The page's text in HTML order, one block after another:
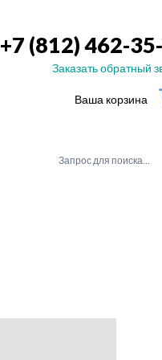
+7 (812) 462-
Заказать обратный
Ваша корзина